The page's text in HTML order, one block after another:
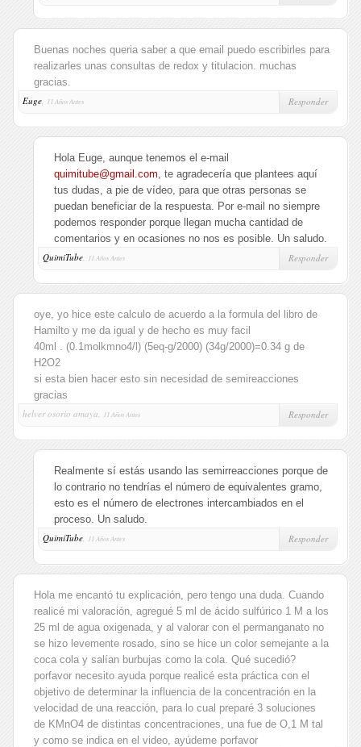
Buenas noches queria saber a que email puedo escribirles para
realizarles unas consultas de redox y titulacion. muchas
gracias.
Euge, 11 Años Antes Responder
Hola Euge, aunque tenemos el e-mail
quimitube@gmail.com, te agradecería que plantees aquí
tus dudas, a pie de vídeo, para que otras personas se
puedan beneficiar de la respuesta. Por e-mail no siempre
podemos responder porque llegan mucha cantidad de
comentarios y en ocasiones no nos es posible. Un saludo.
QuimiTube, 11 Años Antes Responder
oye, yo hice este calculo de acuerdo a la formula del libro de
Hamilto y me da igual y de hecho es muy facil
40ml . (0.1molkmno4/l) (5eq-g/2000) (34g/2000)=0.34 g de
H2O2
si esta bien hacer esto sin necesidad de semireacciones
gracias
helver osorio amaya,
11 Años Antes Responder
Realmente sí estás usando las semirreacciones porque de
lo contrario no tendrías el número de equivalentes gramo,
esto es el número de electrones intercambiados en el
proceso. Un saludo.
QuimiTube, 11 Años Antes Responder
Hola me encantó tu explicación, pero tengo una duda. Cuando
realicé mi valoración, agregué 5 ml de ácido sulfúrico 1 M a los
25 ml de agua oxigenada, y al valorar con el permanganato no
se hizo levemente rosado, sino se hice un color semejante a la
coca cola y salían burbujas como la cola. Qué sucedió?
porfavor necesito ayuda porque realicé esta práctica con el
objetivo de determinar la influencia de la concentración en la
velocidad de una reacción, para lo cual preparé 3 soluciones
de KMnO4 de distintas concentraciones, una fue de O,1 M tal
y como se indica en el video, ayúdeme porfavor